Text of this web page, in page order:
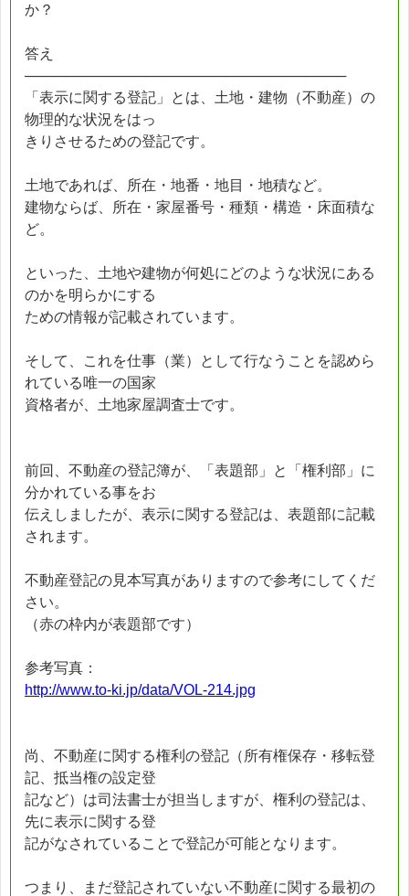
か？
答え
────────────────────────────────
「表示に関する登記」とは、土地・建物（不動産）の
物理的な状況をはっ
きりさせるための登記です。
土地であれば、所在・地番・地目・地積など。
建物ならば、所在・家屋番号・種類・構造・床面積な
ど。
といった、土地や建物が何処にどのような状況にある
のかを明らかにする
ための情報が記載されています。
そして、これを仕事（業）として行なうことを認めら
れている唯一の国家
資格者が、土地家屋調査士です。
前回、不動産の登記簿が、「表題部」と「権利部」に
分かれている事をお
伝えしましたが、表示に関する登記は、表題部に記載
されます。
不動産登記の見本写真がありますので参考にしてくだ
さい。
（赤の枠内が表題部です）
参考写真：
http://www.to-ki.jp/data/VOL-214.jpg
尚、不動産に関する権利の登記（所有権保存・移転登
記、抵当権の設定登
記など）は司法書士が担当しますが、権利の登記は、
先に表示に関する登
記がなされていることで登記が可能となります。
つまり、まだ登記されていない不動産に関する最初の